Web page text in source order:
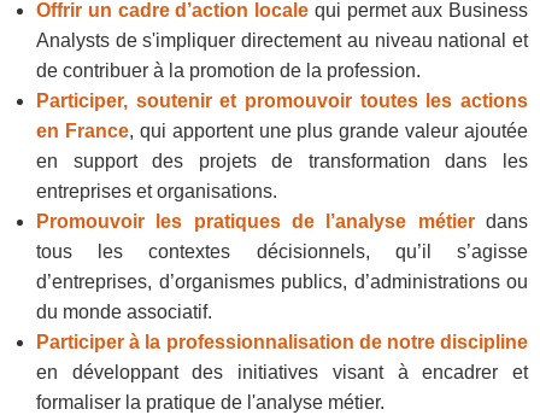
Offrir un cadre d’action locale qui permet aux Business
Analysts de s'impliquer directement au niveau national et
de contribuer à la promotion de la profession.
Participer, soutenir et promouvoir toutes les actions
en France, qui apportent une plus grande valeur ajoutée
en support des projets de transformation dans les
entreprises et organisations.
Promouvoir les pratiques de l’analyse métierdans
tous les contextes décisionnels, qu’il s’agisse
d’entreprises, d’organismes publics, d’administrations ou
du monde associatif.
Participer à la professionnalisation de notre discipline
en développant des initiatives visant à encadrer et
formaliser la pratique de l'analyse métier.